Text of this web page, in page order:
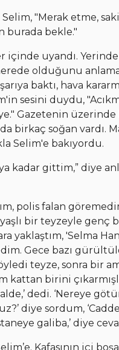
"Merak etme,
burada bekle."
içinde uyandı.
olduğunu
baktı, hava
sesini duydu,
Gazetenin üzerinde
birkaç soğan vardı.
Selim'e bakıyordu.
kadar gittim,” diye
polis falan
bir teyzeyle genç
yaklaştım, 'Selma
Gece bazı
teyze, sonra bir
kattan birini
dedi. ‘Nereye
diye sordum,
galiba,’ diye
Kafasının içi